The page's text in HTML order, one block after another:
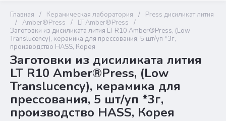
Главная / Керамическая лаборатория /
Press дисиликат лития
/ Amber®Press / LT Amber®Press
/
Заготовки из дисиликата лития LT R10 Amber®Press, (Low
Translucency), керамика для прессования, 5 шт/уп *3г,
производство HASS, Корея
Заготовки из дисиликата лития
LT R10 Amber®Press, (Low
Translucency), керамика для
прессования, 5 шт/уп *3г,
производство HASS, Корея